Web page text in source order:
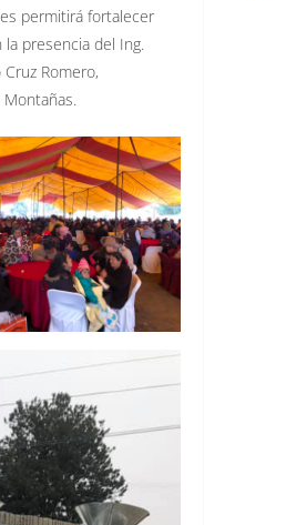
permitirá fortalecer
presencia del Ing.
Romero,